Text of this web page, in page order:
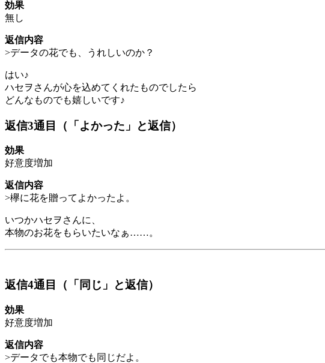
効果
無し
返信内容
>データの花でも、うれしいのか？
はい♪
ハセヲさんが心を込めてくれたものでしたら
どんなものでも嬉しいです♪
返信3通目（「よかった」と返信）
効果
好意度増加
返信内容
>欅に花を贈ってよかったよ。
いつかハセヲさんに、
本物のお花をもらいたいなぁ……。
返信4通目（「同じ」と返信）
効果
好意度増加
返信内容
>データでも本物でも同じだよ。